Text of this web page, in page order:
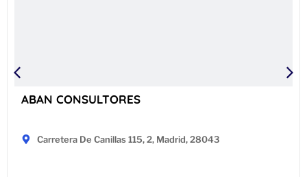
ABAN CONSULTORES
Carretera De Canillas 115, 2, Madrid, 28043